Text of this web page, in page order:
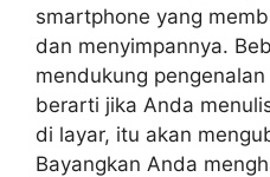
smartphone yang
dan menyimpannya.
mendukung
berarti jika Anda
di layar, itu akan
Bayangkan Anda